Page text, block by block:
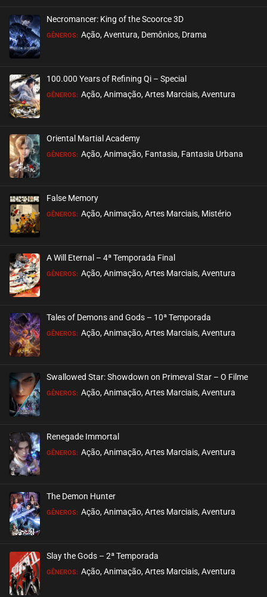
Necromancer: King of the Scoorce 3D
GÊNEROS: Ação, Aventura, Demônios, Drama
100.000 Years of Refining Qi – Special
GÊNEROS: Ação, Animação, Artes Marciais, Aventura
Oriental Martial Academy
GÊNEROS: Ação, Animação, Fantasia, Fantasia Urbana
False Memory
GÊNEROS: Ação, Animação, Artes Marciais, Mistério
A Will Eternal – 4ª Temporada Final
GÊNEROS: Ação, Animação, Artes Marciais, Aventura
Tales of Demons and Gods – 10ª Temporada
GÊNEROS: Ação, Animação, Artes Marciais, Aventura
Swallowed Star: Showdown on Primeval Star – O Filme
GÊNEROS: Ação, Animação, Artes Marciais, Aventura
Renegade Immortal
GÊNEROS: Ação, Animação, Artes Marciais, Aventura
The Demon Hunter
GÊNEROS: Ação, Animação, Artes Marciais, Aventura
Slay the Gods – 2ª Temporada
GÊNEROS: Ação, Animação, Artes Marciais, Aventura